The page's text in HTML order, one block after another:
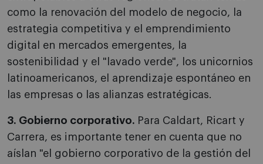
como la renovación del modelo de negocio, la
estrategia competitiva y el emprendimiento
digital en mercados emergentes, la
sostenibilidad y el "lavado verde", los unicornios
latinoamericanos, el aprendizaje espontáneo en
las empresas o las alianzas estratégicas.
3. Gobierno corporativo. Para Caldart, Ricart y
Carrera, es importante tener en cuenta que no
aíslan "el gobierno corporativo de la gestión del